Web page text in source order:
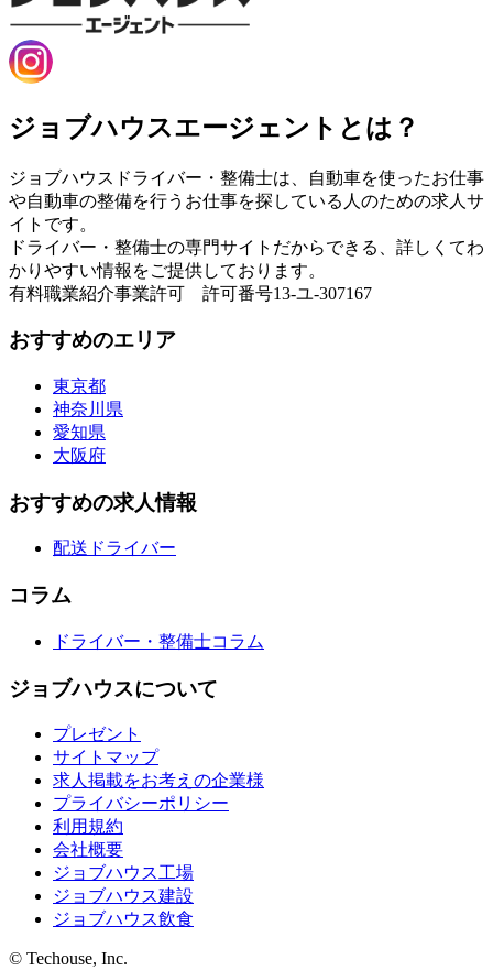
ジョブハウスエージェントとは？
ジョブハウスドライバー・整備士は、自動車を使ったお仕事
や自動車の整備を行うお仕事を探している人のための求人サ
イトです。
ドライバー・整備士の専門サイトだからできる、詳しくてわ
かりやすい情報をご提供しております。
有料職業紹介事業許可 許可番号13-ユ-307167
おすすめのエリア
東京都
神奈川県
愛知県
大阪府
おすすめの求人情報
配送ドライバー
コラム
ドライバー・整備士コラム
ジョブハウスについて
プレゼント
サイトマップ
求人掲載をお考えの企業様
プライバシーポリシー
利用規約
会社概要
ジョブハウス工場
ジョブハウス建設
ジョブハウス飲食
© Techouse, Inc.